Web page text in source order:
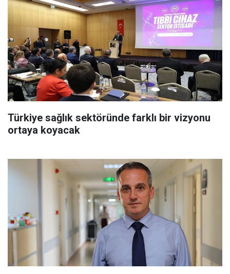
Türkiye sağlık sektöründe farklı bir vizyonu
ortaya koyacak